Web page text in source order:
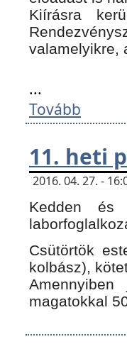
Kiírásra
valamelyikre,
...
Tovább
11. heti
2016. 04. 27. -
Kedden és
Csütörtök
kolbász),
Amennyiben
magatokkal